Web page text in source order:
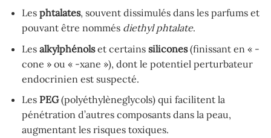
Les phtalates, souvent dissimulés dans les parfums et
pouvant être nommés diethyl phtalate.
Les alkylphénolset certains silicones(finissant en « -
cone » ou « -xane »), dont le potentiel perturbateur
endocrinien est suspecté.
Les PEG(polyéthylèneglycols) qui facilitent la
pénétration d’autres composants dans la peau,
augmentant les risques toxiques.